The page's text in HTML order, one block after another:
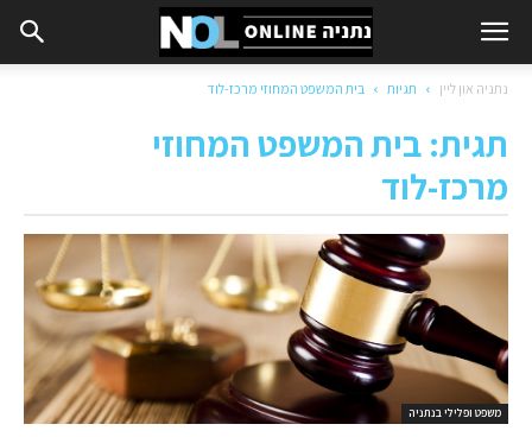
נתניה און ליין תגיות בית המשפט המחוזי מרכז-לוד
תגית: בית המשפט המחוזי
מרכז-לוד
משפט ופלילי בנתניה